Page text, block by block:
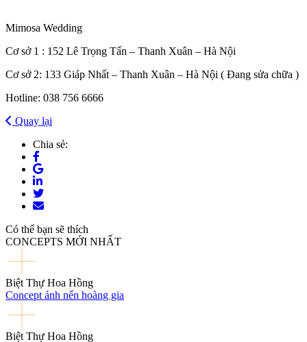
Mimosa Wedding
Cơ sở 1 : 152 Lê Trọng Tấn – Thanh Xuân – Hà Nội
Cơ sở 2: 133 Giáp Nhất – Thanh Xuân – Hà Nội ( Đang sửa chữa )
Hotline: 038 756 6666
Quay lại
Chia sẻ:
Có thể bạn sẽ thích
CONCEPTS MỚI NHẤT
Biệt Thự Hoa Hồng
Concept ánh nến hoàng gia
Biệt Thự Hoa Hồng